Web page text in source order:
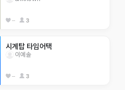
-- 3
시계탑 타임어택
이예솔
-- 3